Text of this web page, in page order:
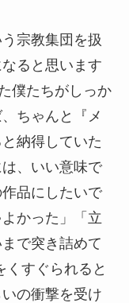
宗教集団を扱
ると思います
僕たちがしっか
ちゃんと『メ
納得していた
、いい意味で
品にしたいで
かった」「立
で突き詰めて
くすぐられると
の衝撃を受け